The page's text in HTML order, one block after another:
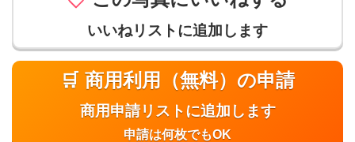
いいねリストに追加します
🛒 商用利用（無料）の申請
商用申請リストに追加します
申請は何枚でもOK